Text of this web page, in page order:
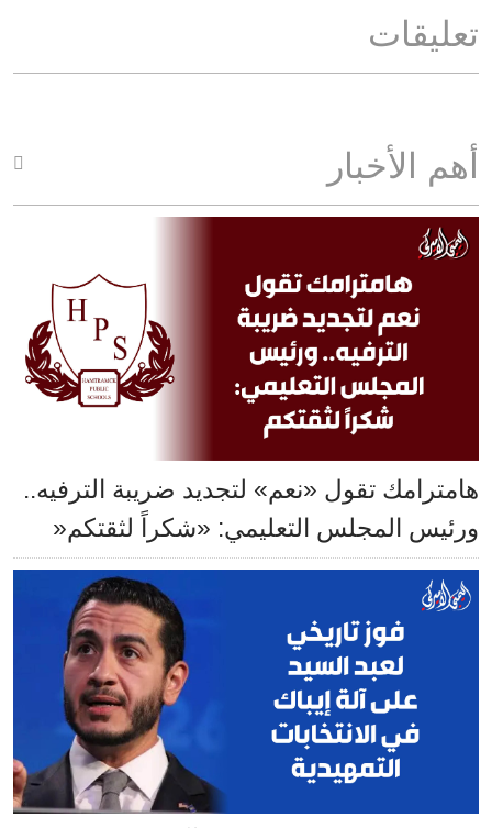
تعليقات
أهم الأخبار
هامترامك تقول «نعم» لتجديد ضريبة الترفيه..
ورئيس المجلس التعليمي: «شكراً لثقتكم«